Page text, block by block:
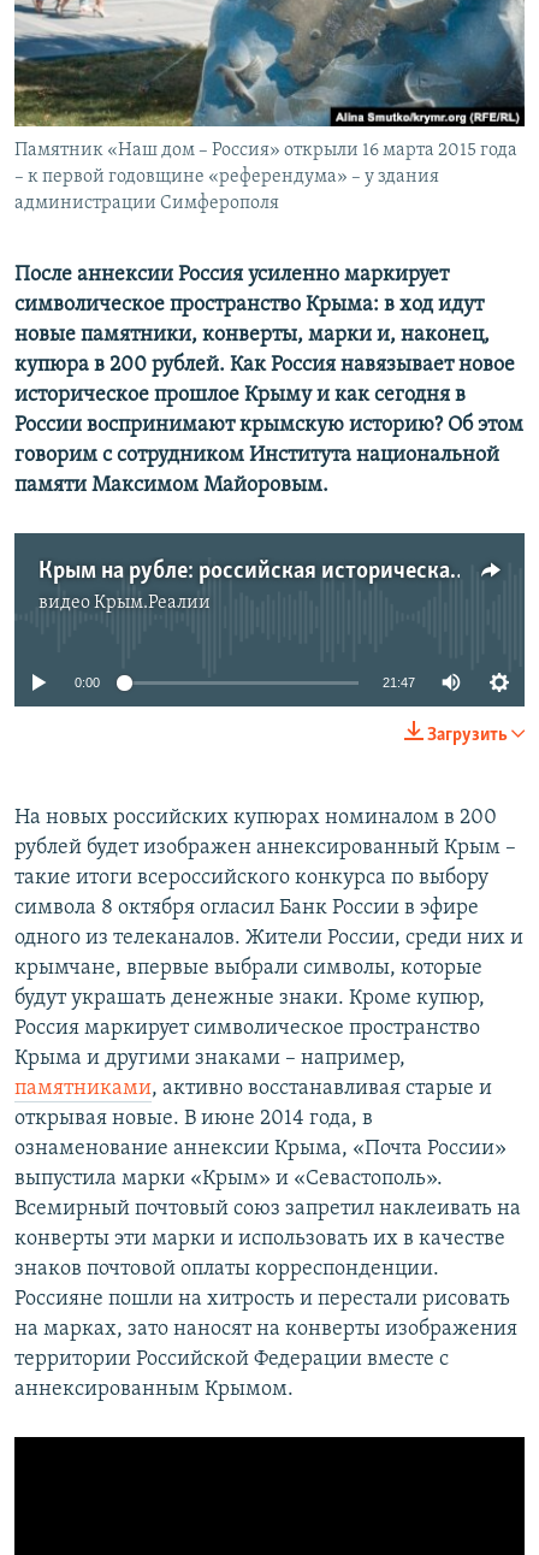
ПОБЕДИТЕЛЕЙ НЕ СУДЯТ?
КРЫМ.НЕПОКОРЕННЫЙ
ELIFBE
УКРАИНСКАЯ ПРОБЛЕМА КРЫМА
ПРИСОЕДИНЯЙТЕСЬ!
Все сайты RFE/RL
Памятник «Наш дом – Россия» открыли 16 марта 2015 года
– к первой годовщине «референдума» – у здания
администрации Симферополя
После аннексии Россия усиленно маркирует
символическое пространство Крыма: в ход идут
новые памятники, конверты, марки и, наконец,
купюра в 200 рублей. Как Россия навязывает новое
историческое прошлое Крыму и как сегодня в
России воспринимают крымскую историю? Об этом
говорим с сотрудником Института национальной
памяти Максимом Майоровым.
Крым на рубле: российская историческая политика на полуострове
видеоКрым.Реалии
0:00 21:47
Загрузить
На новых российских купюрах номиналом в 200
рублей будет изображен аннексированный Крым –
такие итоги всероссийского конкурса по выбору
символа 8 октября огласил Банк России в эфире
одного из телеканалов. Жители России, среди них и
крымчане, впервые выбрали символы, которые
будут украшать денежные знаки. Кроме купюр,
Россия маркирует символическое пространство
Крыма и другими знаками – например,
памятниками, активно восстанавливая старые и
открывая новые. В июне 2014 года, в
ознаменование аннексии Крыма, «Почта России»
выпустила марки «Крым» и «Севастополь».
Всемирный почтовый союз запретил наклеивать на
конверты эти марки и использовать их в качестве
знаков почтовой оплаты корреспонденции.
Россияне пошли на хитрость и перестали рисовать
на марках, зато наносят на конверты изображения
территории Российской Федерации вместе с
аннексированным Крымом.